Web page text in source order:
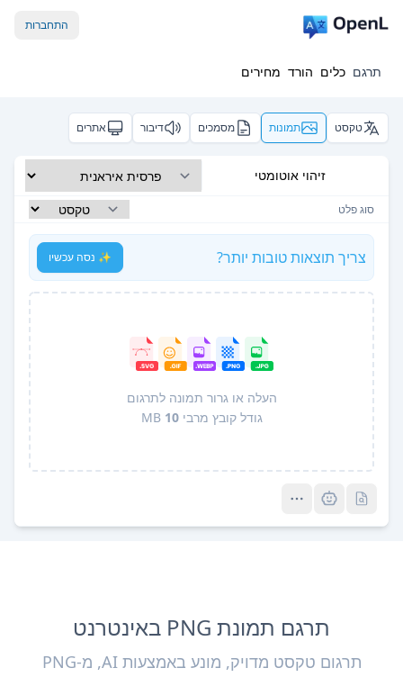
התחברות
תרגם כלים הורד מחירים
טקסט תמונות מסמכים דיבור אתרים
זיהוי אוטומטי
סוג פלט
צריך תוצאות טובות יותר? ✨ נסה עכשיו
העלה או גרור תמונה לתרגום
גודל קובץ מרבי10
MB
תרגם תמונת PNG באינטרנט
תרגום טקסט מדויק, מונע באמצעות AI, מ-PNG